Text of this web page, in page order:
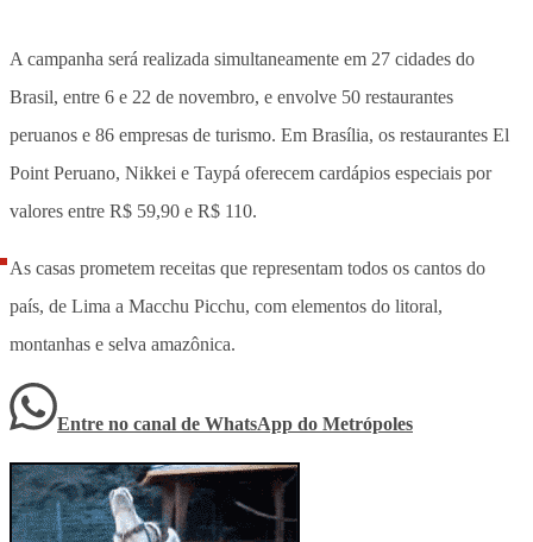
A campanha será realizada simultaneamente em 27 cidades do
Brasil, entre 6 e 22 de novembro, e envolve 50 restaurantes
peruanos e 86 empresas de turismo. Em Brasília, os restaurantes El
Point Peruano, Nikkei e Taypá oferecem cardápios especiais por
valores entre R$ 59,90 e R$ 110.
As casas prometem receitas que representam todos os cantos do
país, de Lima a Macchu Picchu, com elementos do litoral,
montanhas e selva amazônica.
Entre no canal de WhatsApp do Metrópoles